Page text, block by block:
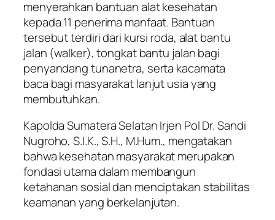
menyerahkan bantuan alat kesehatan
kepada 11 penerima manfaat. Bantuan
tersebut terdiri dari kursi roda, alat bantu
jalan (walker), tongkat bantu jalan bagi
penyandang tunanetra, serta kacamata
baca bagi masyarakat lanjut usia yang
membutuhkan.
Kapolda Sumatera Selatan Irjen Pol Dr. Sandi
Nugroho, S.I.K., S.H., M.Hum., mengatakan
bahwa kesehatan masyarakat merupakan
fondasi utama dalam membangun
ketahanan sosial dan menciptakan stabilitas
keamanan yang berkelanjutan.